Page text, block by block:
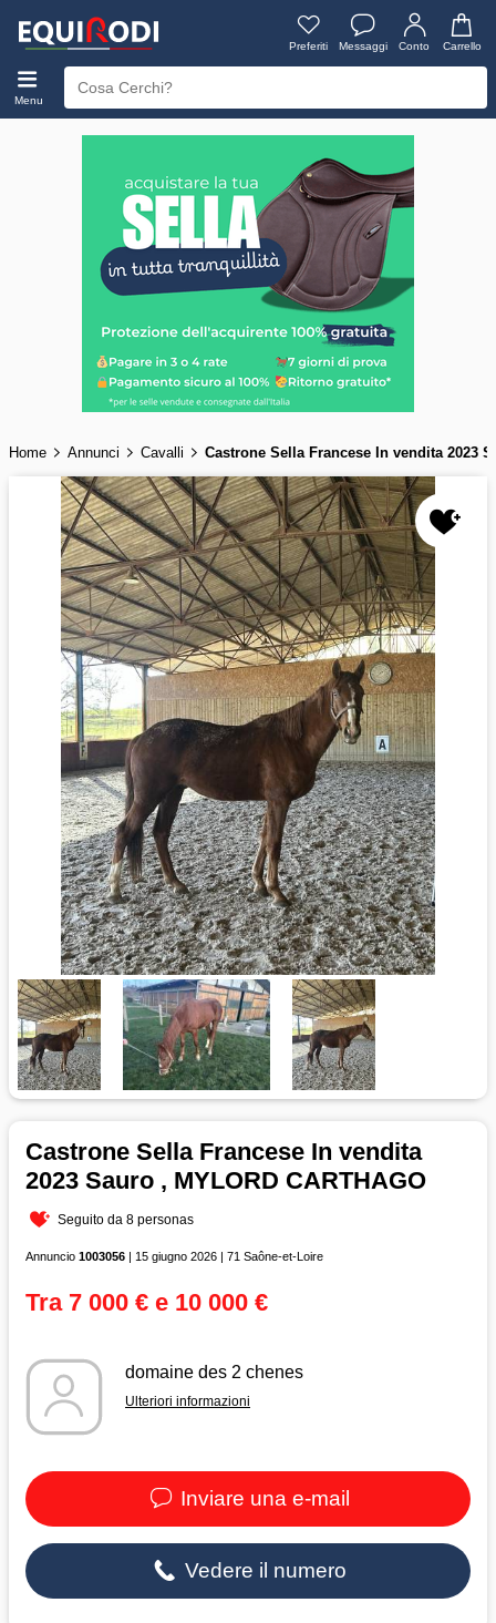
Preferiti Messaggi Conto Carrello
Menu
Home Annunci Cavalli Castrone Sella Francese In vendita 2023
Castrone Sella Francese In vendita
2023 Sauro , MYLORD CARTHAGO
Seguito da 8 personas
Annuncio 1003056 | 15 giugno 2026 | 71 Saône-et-Loire
Tra 7 000 € e 10 000 €
domaine des 2 chenes
Ulteriori informazioni
Inviare una e-mail
Vedere il numero